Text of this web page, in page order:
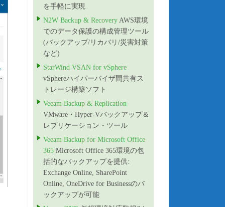
を手軽に実現
N2W Backup & Recovery AWS環境
でのデータ保護の構成管理ツール
(バックアップ/リカバリ/災害対策
など)
StarWind VSAN for vSphere
vSphereハイパーバイザ間共有ス
トレージ構築ソフト
Veeam Backup & Replication
VMware・Hyper-Vバックアップ＆
レプリケーション・ツール
Veeam Backup for Microsoft Office
365 Microsoft Office 365環境の包
括的なバックアップを提供:
Exchange Online, SharePoint
Online, OneDrive for Businessのバ
ックアップが可能